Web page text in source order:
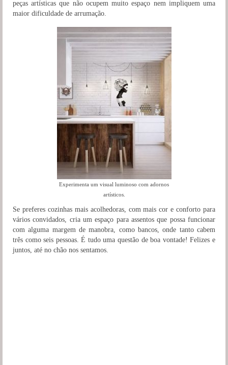
peças artísticas que não ocupem muito espaço nem impliquem uma
maior dificuldade de arrumação.
Experimenta um visual luminoso com adornos
artísticos.
Se preferes cozinhas mais acolhedoras, com mais cor e conforto para
vários convidados, cria um espaço para assentos que possa funcionar
com alguma margem de manobra, como bancos, onde tanto cabem
três como seis pessoas. É tudo uma questão de boa vontade! Felizes e
juntos, até no chão nos sentamos.